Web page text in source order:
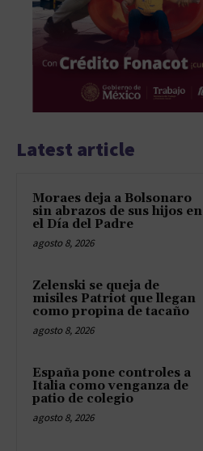
Latest article
Moraes deja a Bolsonaro
sin abrazos de sus hijos en
el Día del Padre
agosto 8, 2026
Zelenski se queja de
misiles Patriot que llegan
como propina de tacaño
agosto 8, 2026
España pone controles a
Italia como venganza de
patio de colegio
agosto 8, 2026